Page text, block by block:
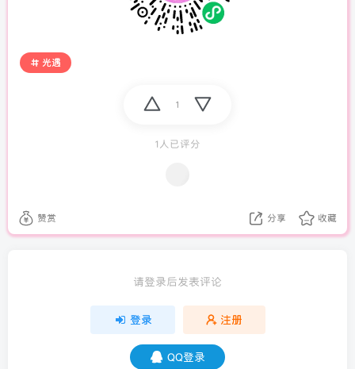
光遇
1
1人已评分
赞赏 分享 收藏
请登录后发表评论
登录 注册
QQ登录